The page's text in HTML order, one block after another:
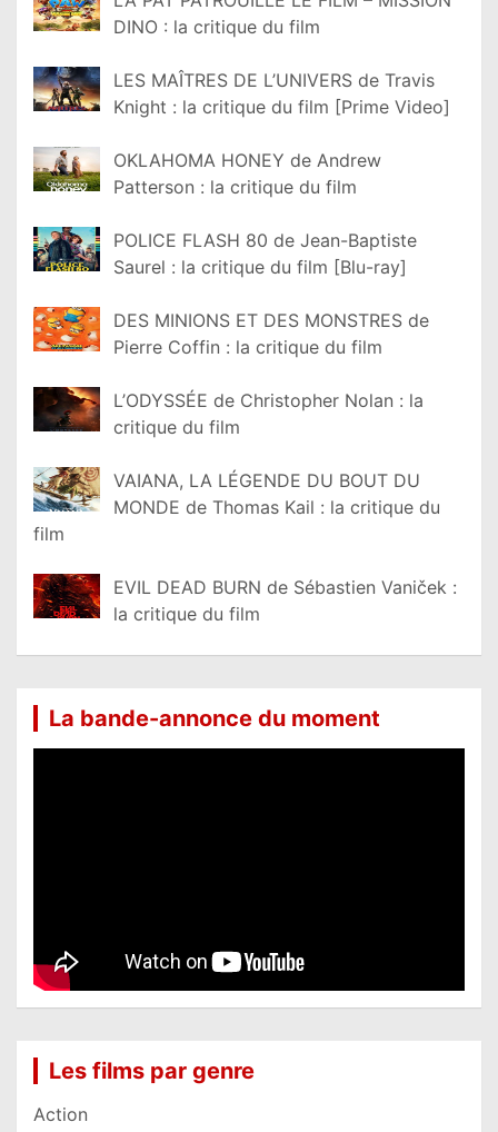
DINO : la critique du film
LES MAÎTRES DE L’UNIVERS de Travis
Knight : la critique du film [Prime Video]
OKLAHOMA HONEY de Andrew
Patterson : la critique du film
POLICE FLASH 80 de Jean-Baptiste
Saurel : la critique du film [Blu-ray]
DES MINIONS ET DES MONSTRES de
Pierre Coffin : la critique du film
L’ODYSSÉE de Christopher Nolan : la
critique du film
VAIANA, LA LÉGENDE DU BOUT DU
MONDE de Thomas Kail : la critique du
film
EVIL DEAD BURN de Sébastien Vaniček :
la critique du film
La bande-annonce du moment
Les films par genre
Action